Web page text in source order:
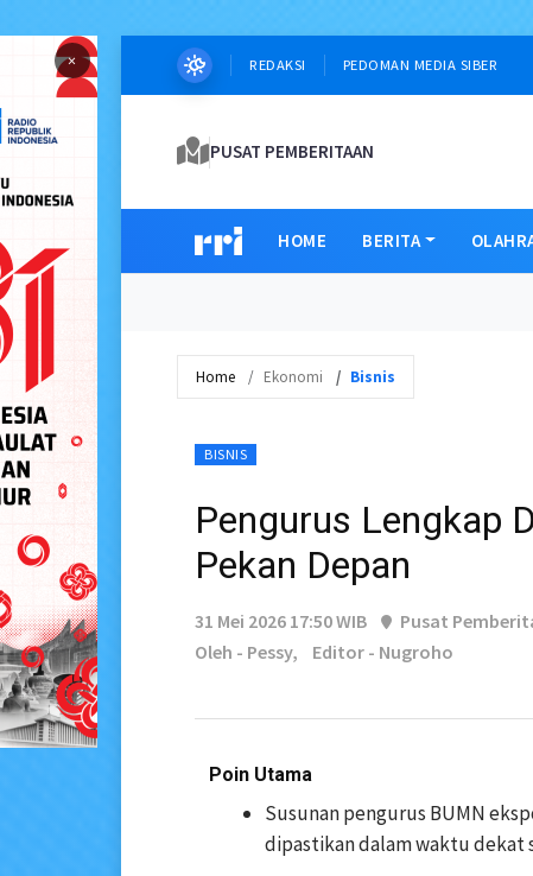
× REDAKSI PEDOMAN MEDIA SIBER
PUSAT PEMBERITAAN
HOME BERITA
Home Ekonomi Bisnis
BISNIS
Pengurus Lengkap
Pekan Depan
31 Mei 2026 17:50 WIB
Pusat
Oleh - Pessy,
Editor - Nugroho
Poin Utama
Susunan pengurus BUMN
dipastikan dalam waktu dekat